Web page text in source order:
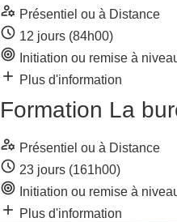
manage_accounts Présentiel ou à Distance
schedule 12 jours (84h00)
target Initiation ou remise à
add Plus d'information
Formation La
manage_accounts Présentiel ou à Distance
schedule 23 jours (161h00)
target Initiation ou remise à
add Plus d'information